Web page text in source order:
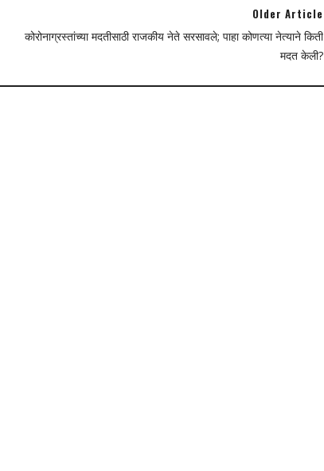
Older Article
कोरोनाग्रस्तांच्या मदतीसाठी राजकीय नेते सरसावले; पाहा कोणत्या नेत्याने किती
मदत केली?